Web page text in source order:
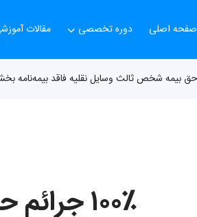
صفحه اصلی دوره تخصصی مقالات
۱۰۰٪